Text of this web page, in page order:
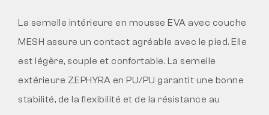
La semelle intérieure en mousse EVA avec couche
MESH assure un contact agréable avec le pied. Elle
est légère, souple et confortable. La semelle
extérieure ZEPHYRA en PU/PU garantit une bonne
stabilité, de la flexibilité et de la résistance au